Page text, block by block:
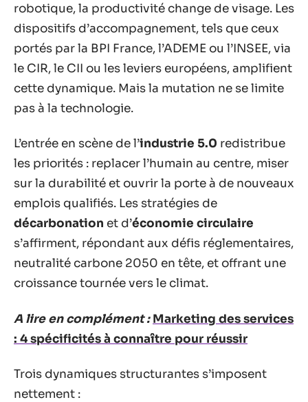
robotique, la productivité change de visage. Les
dispositifs d’accompagnement, tels que ceux
portés par la BPI France, l’ADEME ou l’INSEE, via
le CIR, le CII ou les leviers européens, amplifient
cette dynamique. Mais la mutation ne se limite
pas à la technologie.
L’entrée en scène de l’industrie 5.0 redistribue
les priorités : replacer l’humain au centre, miser
sur la durabilité et ouvrir la porte à de nouveaux
emplois qualifiés. Les stratégies de
décarbonation et d’économie circulaire
s’affirment, répondant aux défis réglementaires,
neutralité carbone 2050 en tête, et offrant une
croissance tournée vers le climat.
A lire en complément : Marketing des services
: 4 spécificités à connaître pour réussir
Trois dynamiques structurantes s’imposent
nettement :